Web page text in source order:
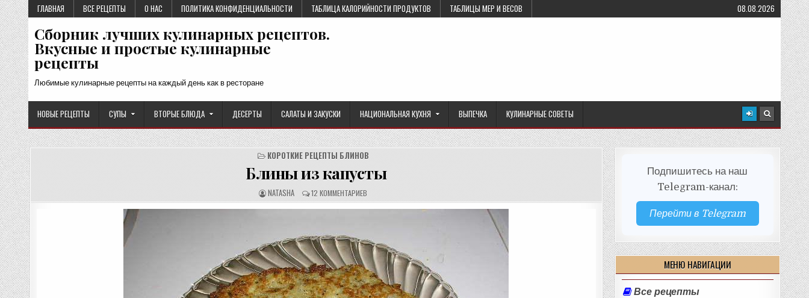
Перейти
к
содержимому
ГЛАВНАЯ ВСЕ РЕЦЕПТЫ О НАС ПОЛИТИКА КОНФИДЕНЦИАЛЬНОСТИ ТАБЛИЦА КАЛОРИЙНОСТИ ПРОДУКТОВ ТАБЛИЦЫ МЕР И ВЕСОВ 08.08.2026
Сборник лучших кулинарных рецептов.
Вкусные и простые кулинарные
рецепты
Любимые кулинарные рецепты на каждый день как в ресторане
НОВЫЕ РЕЦЕПТЫ СУПЫ ВТОРЫЕ БЛЮДА ДЕСЕРТЫ САЛАТЫ И ЗАКУСКИ НАЦИОНАЛЬНАЯ КУХНЯ ВЫПЕЧКА КУЛИНАРНЫЕ СОВЕТЫ
КОРОТКИЕ РЕЦЕПТЫ БЛИНОВ
Блины из капусты
А
В
Т
Ц
Е
П
Т
А
:
NATASHA О
Т
З
:
12 КОММЕНТАРИЕВ
Подпишитесь на наш
Telegram-канал:
Перейти в Telegram
МЕНЮ НАВИГАЦИИ
Все рецепты